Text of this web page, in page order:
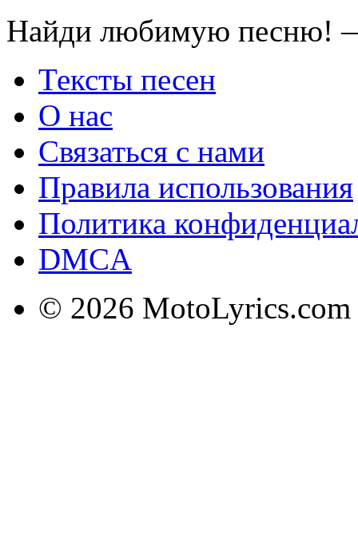
Найди любимую песню!
Тексты песен
О нас
Связаться с нами
Правила использования
Политика
DMCA
© 2026